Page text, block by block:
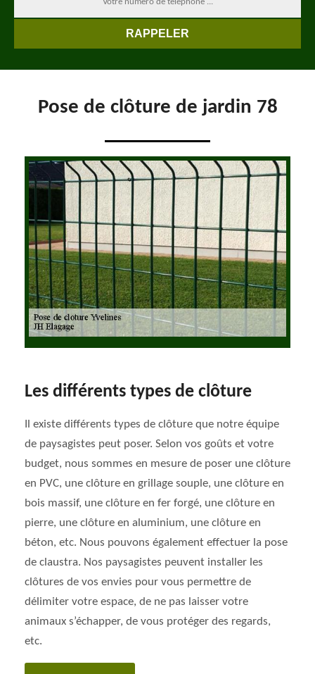
Pose de clôture de jardin 78
Les différents types de clôture
Il existe différents types de clôture que notre équipe
de paysagistes peut poser. Selon vos goûts et votre
budget, nous sommes en mesure de poser une clôture
en PVC, une clôture en grillage souple, une clôture en
bois massif, une clôture en fer forgé, une clôture en
pierre, une clôture en aluminium, une clôture en
béton, etc. Nous pouvons également effectuer la pose
de claustra. Nos paysagistes peuvent installer les
clôtures de vos envies pour vous permettre de
délimiter votre espace, de ne pas laisser votre
animaux s’échapper, de vous protéger des regards,
etc.